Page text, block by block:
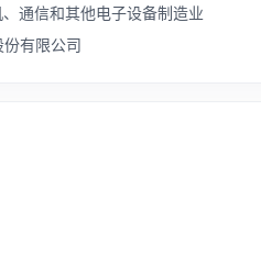
通信和其他电子设备制造业
有限公司